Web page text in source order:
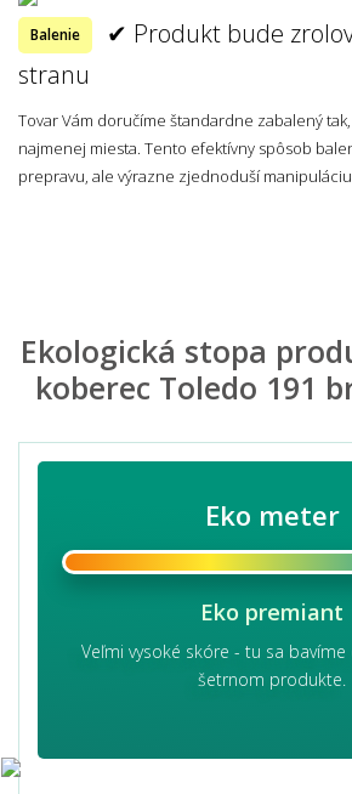
Balenie
✔ Produkt bude
stranu
Tovar Vám doručíme štandardne zabalený
najmenej miesta. Tento efektívny spôsob
prepravu, ale výrazne zjednoduší manipuláciu
Ekologická stopa
koberec Toledo 191
Eko meter
Eko premiant
Veľmi vysoké skóre - tu sa
šetrnom produkte.